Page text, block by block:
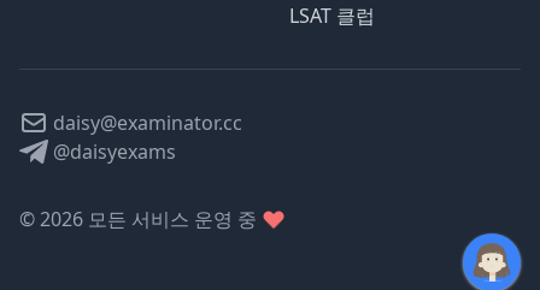
LSAT 클럽
daisy@examinator.cc
@daisyexams
©2026 모든 서비스 운영 중